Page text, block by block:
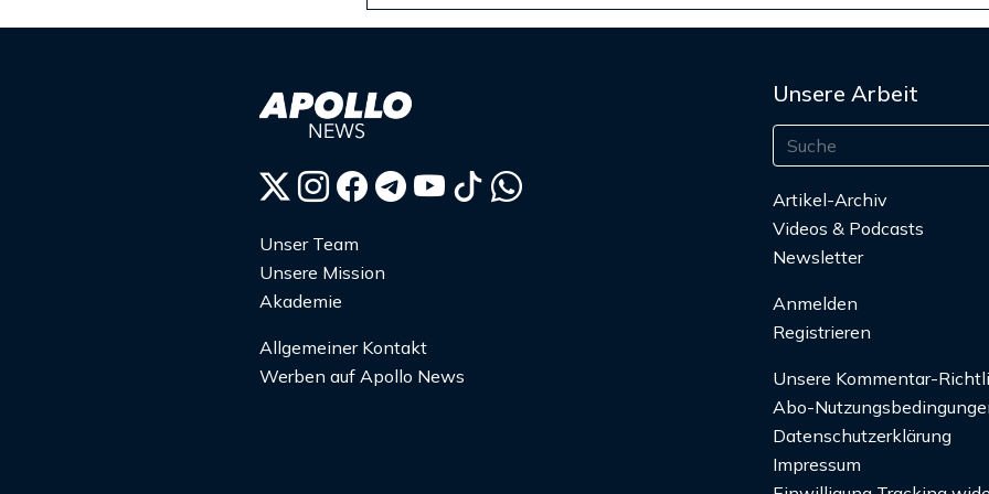
Unser Team
Unsere Mission
Akademie
Allgemeiner Kontakt
Werben auf Apollo News
Unsere Arbeit
Artikel-Archiv
Videos & Podcasts
Newsletter
Anmelden
Registrieren
Unsere Kommentar-
Abo-
Datenschutzerklärung
Impressum